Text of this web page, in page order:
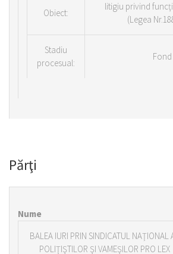
Obiect:
litigiu privind
(Legea
Stadiu
procesual:
Fond
Părţi
Nume
BALEA IURI PRIN SINDICATUL NAŢIONAL
POLIŢIŞTILOR ŞI VAMEŞILOR PRO LEX